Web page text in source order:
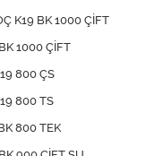
K19 BK 1000 ÇİFT
1000 ÇİFT
800 ÇS
800 TS
800 TEK